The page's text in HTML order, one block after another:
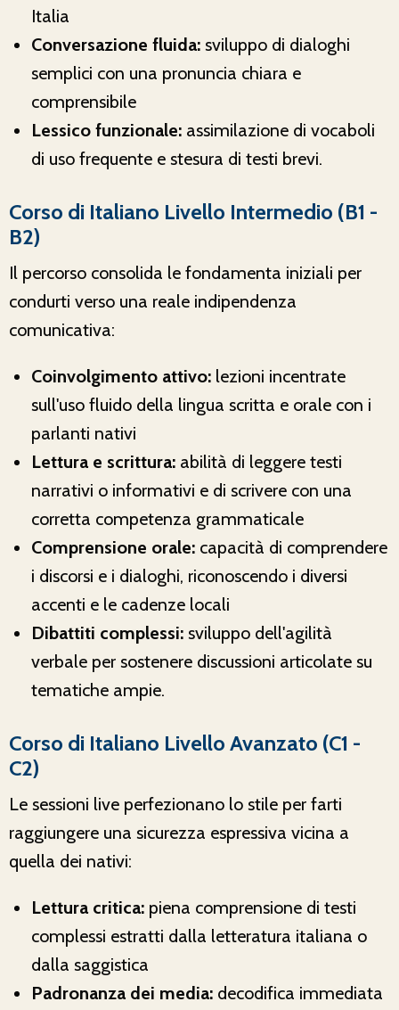
Italia
Conversazione fluida: sviluppo di dialoghi
semplici con una pronuncia chiara e
comprensibile
Lessico funzionale: assimilazione di vocaboli
di uso frequente e stesura di testi brevi.
Corso di Italiano Livello Intermedio (B1 -
B2)
Il percorso consolida le fondamenta iniziali per
condurti verso una reale indipendenza
comunicativa:
Coinvolgimento attivo: lezioni incentrate
sull'uso fluido della lingua scritta e orale con i
parlanti nativi
Lettura e scrittura: abilità di leggere testi
narrativi o informativi e di scrivere con una
corretta competenza grammaticale
Comprensione orale: capacità di comprendere
i discorsi e i dialoghi, riconoscendo i diversi
accenti e le cadenze locali
Dibattiti complessi: sviluppo dell'agilità
verbale per sostenere discussioni articolate su
tematiche ampie.
Corso di Italiano Livello Avanzato (C1 -
C2)
Le sessioni live perfezionano lo stile per farti
raggiungere una sicurezza espressiva vicina a
quella dei nativi:
Lettura critica: piena comprensione di testi
complessi estratti dalla letteratura italiana o
dalla saggistica
Padronanza dei media: decodifica immediata